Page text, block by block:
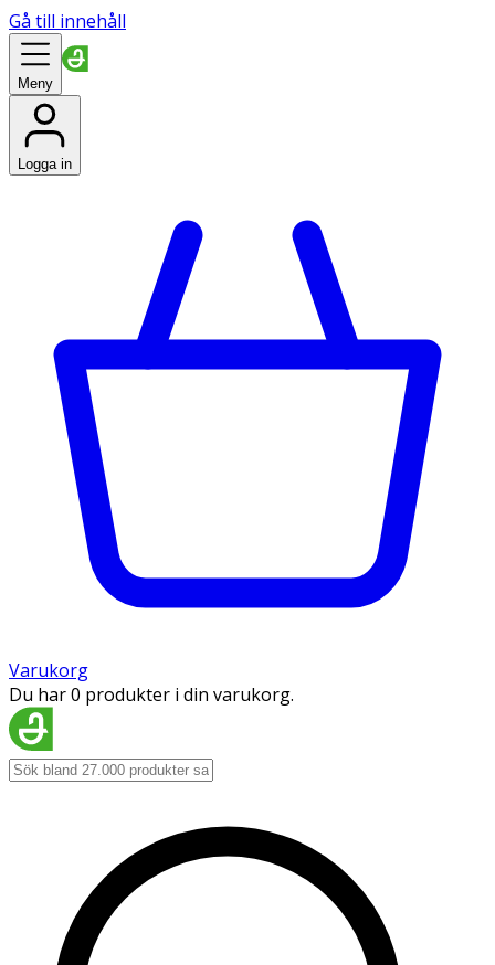
Gå till innehåll
Meny
Logga in
Varukorg
Du har 0 produkter i din varukorg.